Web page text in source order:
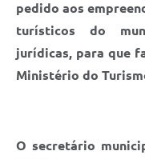
pedido aos
turísticos do
jurídicas, para que
Ministério do
O secretário